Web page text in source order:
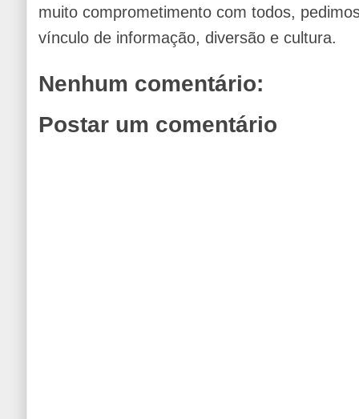
muito comprometimento com todos,
vínculo de informação, diversão e cultura.
Nenhum comentário:
Postar um comentário